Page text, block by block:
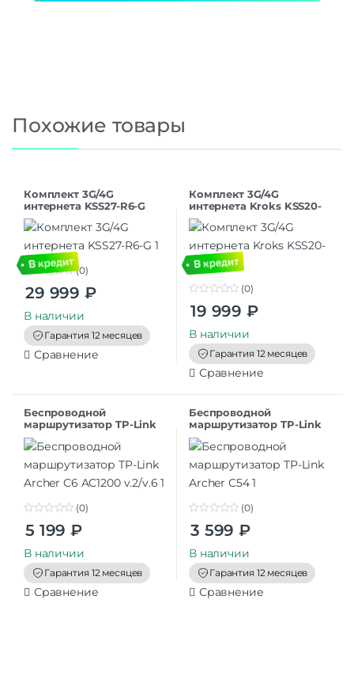
Похожие товары
Комплект 3G/4G
интернета KSS27-R6-G
o
t
o
f
5
(0)
29 999 ₽
В наличии
Гарантия 12 месяцев
Сравнение
Комплект 3G/4G
интернета Kroks KSS20-
R4
t
o
f
5
(0)
19 999 ₽
В наличии
Гарантия 12 месяцев
Сравнение
Беспроводной
маршрутизатор TP-Link
Archer C6 AC1200 v.2/v.6
o
t
o
f
5
(0)
5 199 ₽
В наличии
Гарантия 12 месяцев
Сравнение
Беспроводной
маршрутизатор TP-Link
Archer C54
o
t
o
f
5
(0)
3 599 ₽
В наличии
Гарантия 12 месяцев
Сравнение